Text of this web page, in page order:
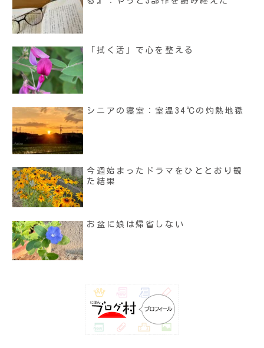
「拭く活」で心を整える
シニアの寝室：室温34℃の灼熱地獄
今週始まったドラマをひととおり観
た結果
お盆に娘は帰省しない